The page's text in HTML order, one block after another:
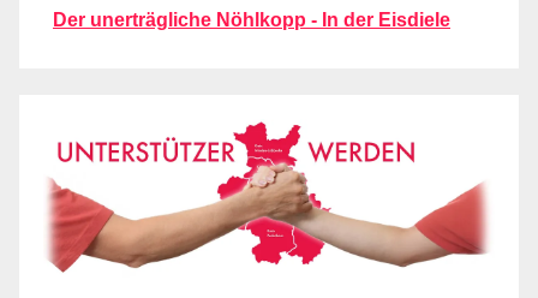
Der unerträgliche Nöhlkopp - In der Eisdiele